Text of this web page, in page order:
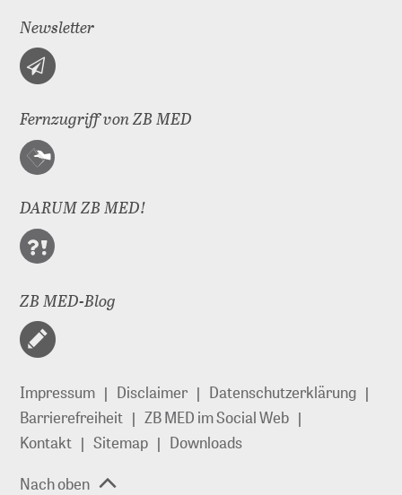
Newsletter
Fernzugriff von ZB MED
DARUM ZB MED!
ZB MED-Blog
Impressum Disclaimer
Datenschutzerklärung
Barrierefreiheit
ZB MED im Social Web
Kontakt
Sitemap
Downloads
Nach oben